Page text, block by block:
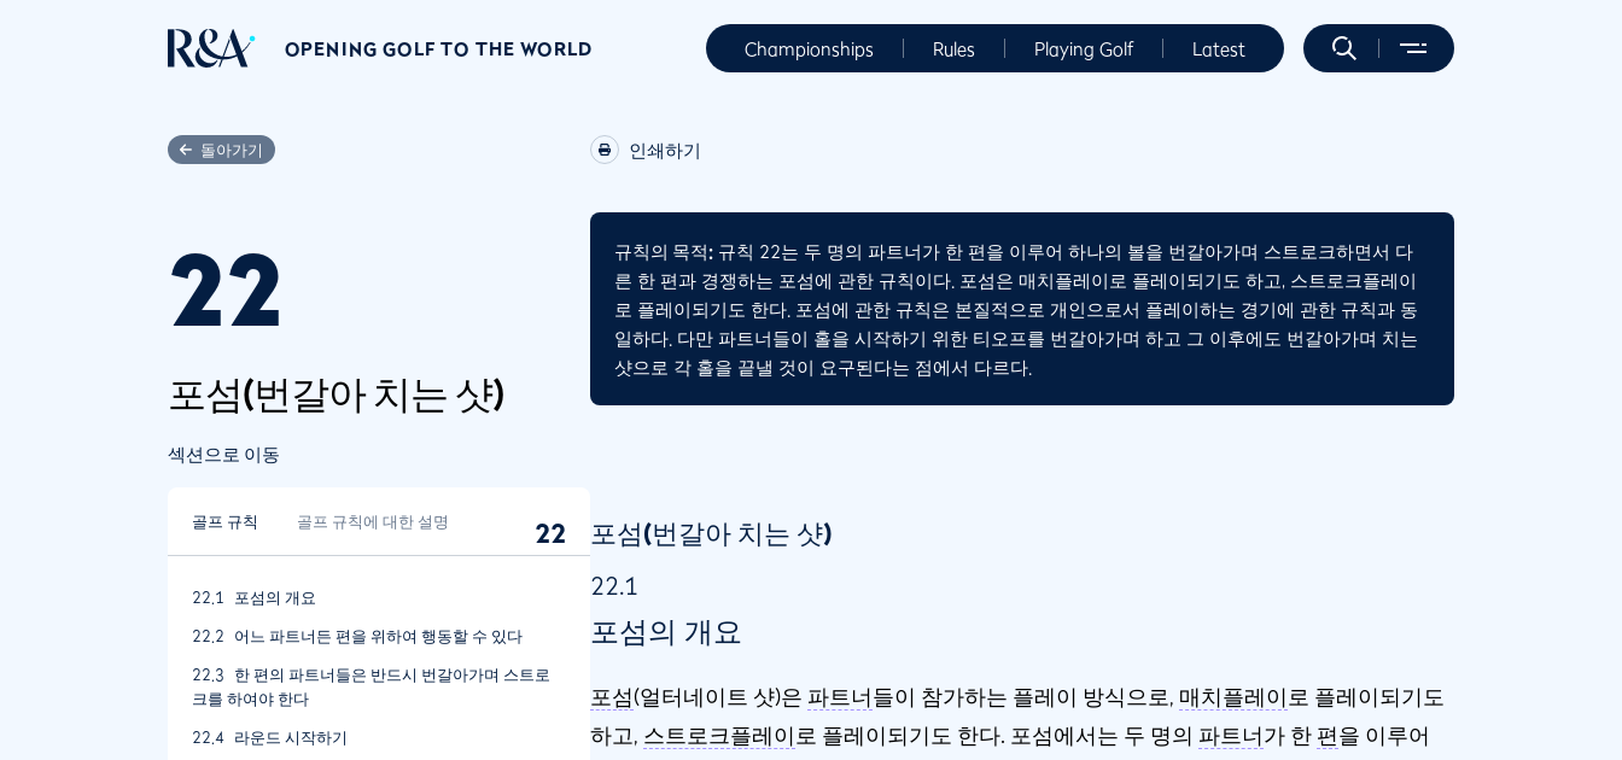
OPENING GOLF TO THE WORLD Championships Rules Playing Golf Latest
돌아가기
22
포섬(번갈아 치는 샷)
섹션으로 이동
골프 규칙 골프 규칙에 대한 설명
22.1
포섬의 개요
22.2
어느 파트너든 편을 위하여 행동할 수 있다
22.3
한 편의 파트너들은 반드시 번갈아가며 스트로
크를 하여야 한다
22.4 라운드 시작하기
인쇄하기
규칙의 목적: 규칙 22는 두 명의 파트너가 한 편을 이루어 하나의 볼을 번갈아가며 스트로크하면서 다
른 한 편과 경쟁하는 포섬에 관한 규칙이다. 포섬은 매치플레이로 플레이되기도 하고, 스트로크플레이
로 플레이되기도 한다. 포섬에 관한 규칙은 본질적으로 개인으로서 플레이하는 경기에 관한 규칙과 동
일하다. 다만 파트너들이 홀을 시작하기 위한 티오프를 번갈아가며 하고 그 이후에도 번갈아가며 치는
샷으로 각 홀을 끝낼 것이 요구된다는 점에서 다르다.
22 포섬(번갈아 치는 샷)
22.1
포섬의 개요
포섬(얼터네이트 샷)은 파트너들이 참가하는 플레이 방식으로, 매치플레이 로 플레이되기도
하고, 스트로크플레이 로 플레이되기도 한다. 포섬에서는 두 명의 파트너가 한 편을 이루어